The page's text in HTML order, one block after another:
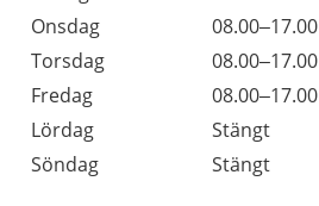
Onsdag
08.00–17.00
Torsdag
08.00–17.00
Fredag
08.00–17.00
Lördag
Stängt
Söndag
Stängt